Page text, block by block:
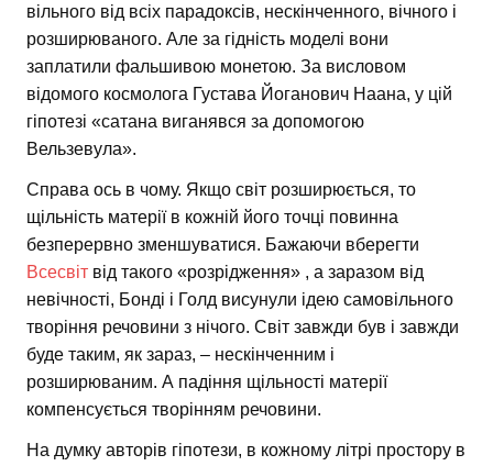
вільного від всіх парадоксів, нескінченного, вічного і
розширюваного. Але за гідність моделі вони
заплатили фальшивою монетою. За висловом
відомого космолога Густава Йоганович Наана, у цій
гіпотезі «сатана виганявся за допомогою
Вельзевула».
Справа ось в чому. Якщо світ розширюється, то
щільність матерії в кожній його точці повинна
безперервно зменшуватися. Бажаючи вберегти
Всесвіт від такого «розрідження» , а заразом від
невічності, Бонді і Голд висунули ідею самовільного
творіння речовини з нічого. Світ завжди був і завжди
буде таким, як зараз, – нескінченним і
розширюваним. А падіння щільності матерії
компенсується творінням речовини.
На думку авторів гіпотези, в кожному літрі простору в